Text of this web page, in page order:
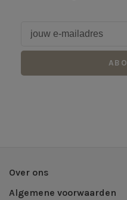
Over ons
Algemene voorwaarden